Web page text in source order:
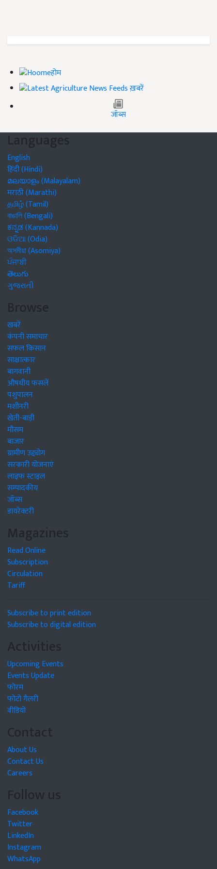
होम
ख़बरें
जॉब्स
Languages
English
हिंदी (Hindi)
മലയാളം (Malayalam)
मराठी (Marathi)
தமிழ் (Tamil)
বাঙালি (Bengali)
ಕನ್ನಡ (Kannada)
ଓଡିଆ (Odia)
অসমীয়া (Asomiya)
ਪੰਜਾਬੀ
తెలుగు
ગુજરાતી
Browse
खबरें
कंपनी समाचार
सफल किसान
साक्षात्कार
बागवानी
औषधीय फसलें
पशुपालन
मशीनरी
खेती-बाड़ी
मौसम
बाजार
ग्रामीण उद्द्योग
सरकारी योजनाएं
लाइफ स्टाइल
सम्पादकीय
जॉब्स
डायरेक्टरी
Magazines
Read Online
Subscription
Circulation
Tariff
Subscribe to print edition
Subscribe to digital edition
Activities
Upcoming Events
Events Update
फोरम
फोटो गैलरी
वीडियो
Contact
About Us
Contact Us
Careers
Follow us
Facebook
Twitter
LinkedIn
Instagram
WhatsApp